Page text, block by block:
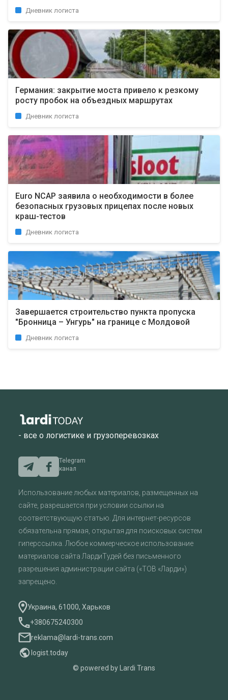
Дневник логиста
Германия: закрытие моста привело к резкому
росту пробок на объездных маршрутах
Дневник логиста
Euro NCAP заявила о необходимости в более
безопасных грузовых прицепах после новых
краш-тестов
Дневник логиста
Завершается строительство пункта пропуска
"Бронница – Унгурь" на границе с Молдовой
Дневник логиста
- все о логистике и грузоперевозках
Telegram
канал
Использование любых материалов, размещенных на
сайте, разрешается при условии ссылки на
соответствующую статью. Для интернет-ресурсов
обязательна прямая, открытая для поисковых систем
гиперссылка. Любое коммерческое использование
материалов сайта ЛардиТудей без письменного
разрешения администрации сайта («ТОВ «Ларди»)
запрещено.
Украина, 61000, Харьков
+380675240300
reklama@lardi-trans.com
logist.today
© powered by Lardi Trans